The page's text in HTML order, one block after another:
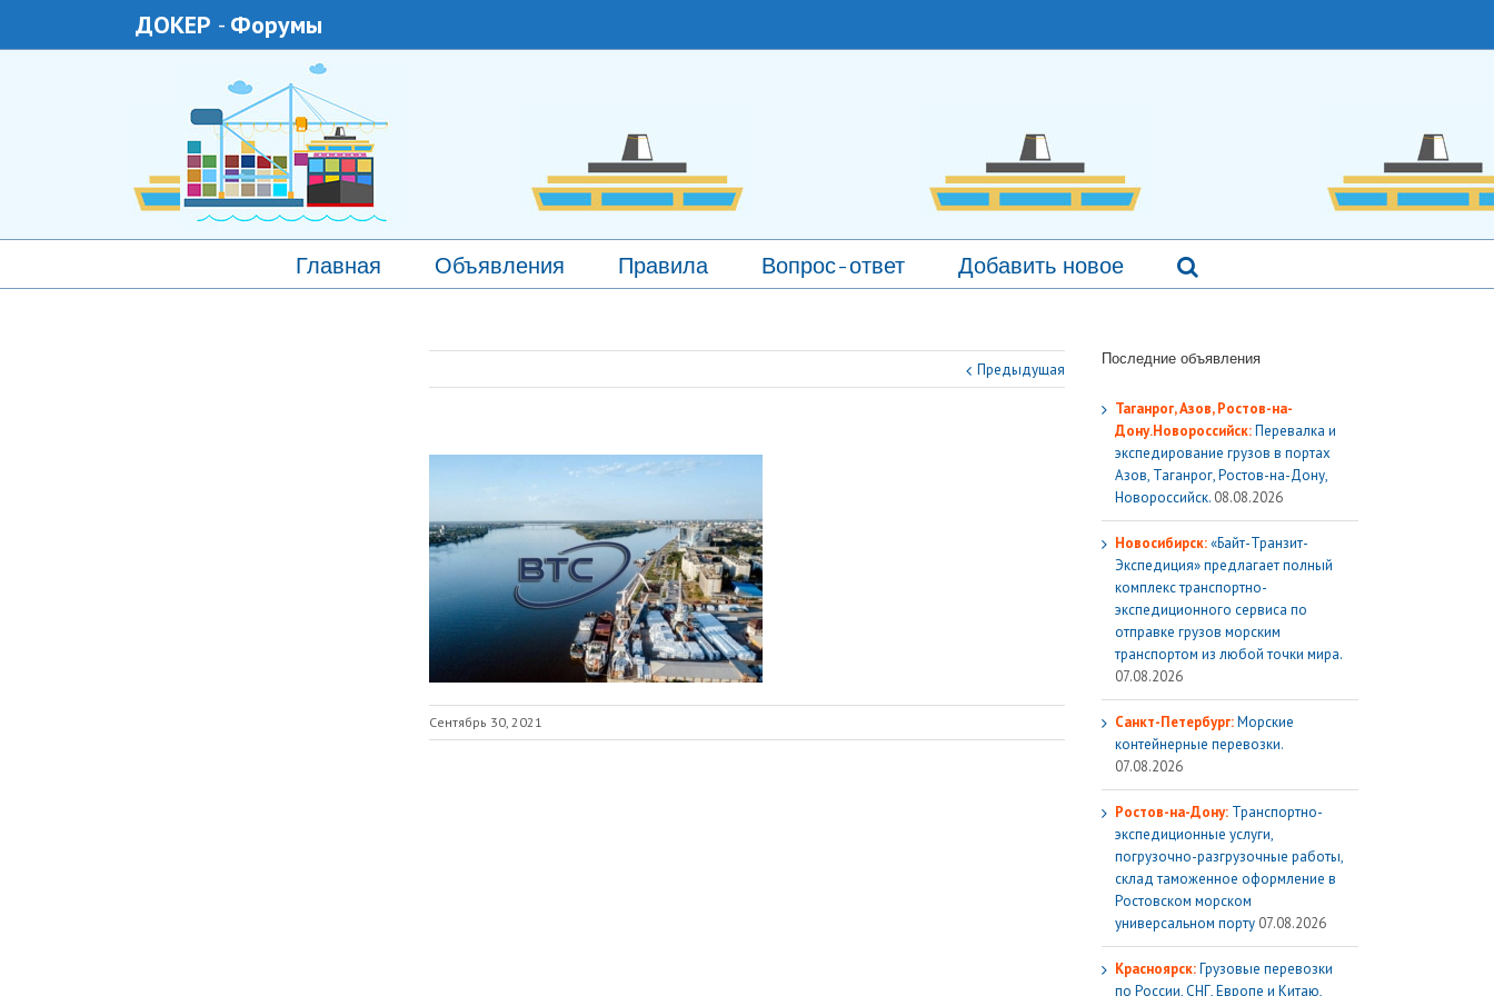
ДОКЕР - Форумы
Главная Объявления Правила Вопрос-ответ Добавить новое
Предыдущая
Сентябрь 30, 2021
Последние объявления
Таганрог, Азов, Ростов-на-
Дону.Новороссийск:Перевалка и
экспедирование грузов в портах
Азов, Таганрог, Ростов-на-Дону,
Новороссийск. 08.08.2026
Новосибирск:«Байт-Транзит-
Экспедиция» предлагает полный
комплекс транспортно-
экспедиционного сервиса по
отправке грузов морским
транспортом из любой точки мира.
07.08.2026
Санкт-Петербург:Морские
контейнерные перевозки.
07.08.2026
Ростов-на-Дону: Транспортно-
экспедиционные услуги,
погрузочно-разгрузочные работы,
склад таможенное оформление в
Ростовском морском
универсальном порту 07.08.2026
Красноярск:Грузовые перевозки
по России, СНГ, Европе и Китаю,